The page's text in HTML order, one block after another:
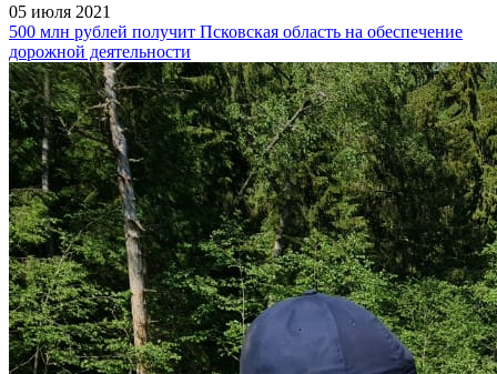
05 июля 2021
500 млн рублей получит Псковская область на обеспечение
дорожной деятельности